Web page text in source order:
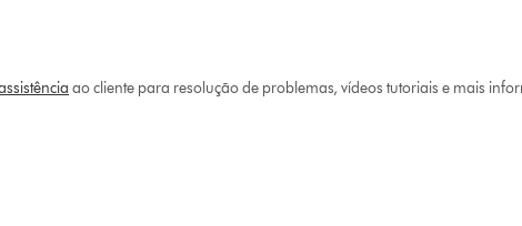
ao cliente para resolução de problemas, vídeos tutoriais e mais